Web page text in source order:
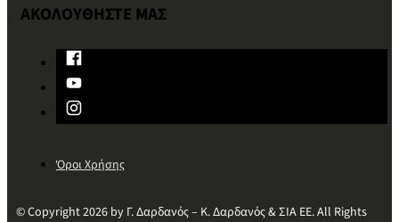
ΑΚΟΛΟΥΘΗΣΤΕ ΜΑΣ
Όροι Χρήσης
© Copyright 2026 by Γ. Δαρδανός – Κ. Δαρδανός & ΣΙΑ ΕΕ. All Rights